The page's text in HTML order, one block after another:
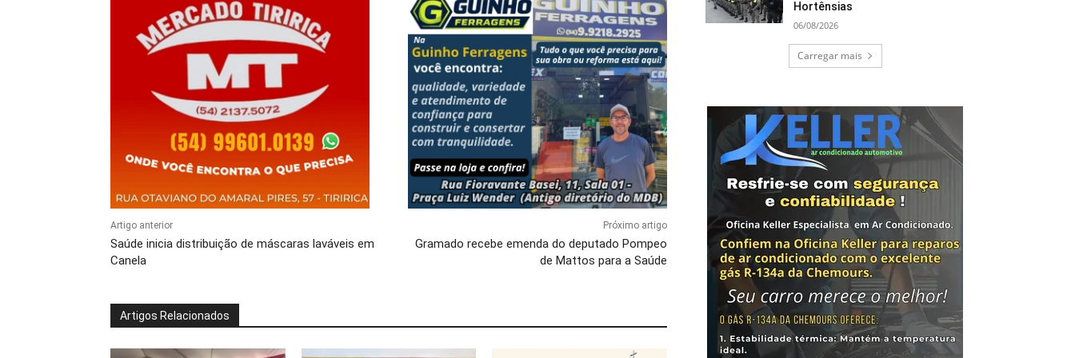
Artigo anterior
Saúde inicia distribuição de máscaras laváveis em
Canela
Próximo artigo
Gramado recebe emenda do deputado Pompeo
de Mattos para a Saúde
Artigos Relacionados
Hortênsias
06/08/2026
Carregar mais